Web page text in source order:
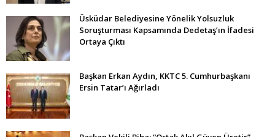
Üsküdar Belediyesine Yönelik Yolsuzluk
Soruşturması Kapsamında Dedetaş’ın İfadesi
Ortaya Çıktı
Başkan Erkan Aydın, KKTC 5. Cumhurbaşkanı
Ersin Tatar’ı Ağırladı